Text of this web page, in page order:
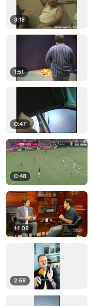
3:18
1:51
0:47
0:48
14:08
2:58